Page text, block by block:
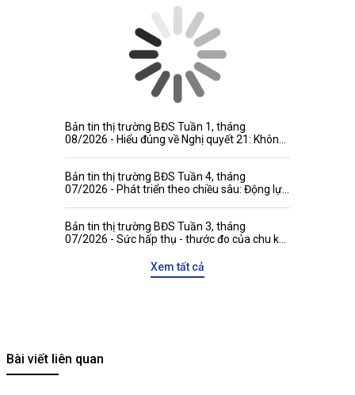
Bản tin thị trường BĐS Tuần 1, tháng
08/2026 - Hiểu đúng về Nghị quyết 21: Không
Bản tin thị trường BĐS Tuần 4, tháng
07/2026 - Phát triển theo chiều sâu: Động lực
Bản tin thị trường BĐS Tuần 3, tháng
07/2026 - Sức hấp thụ - thước đo của chu kỳ
Xem tất cả
Bài viết liên quan